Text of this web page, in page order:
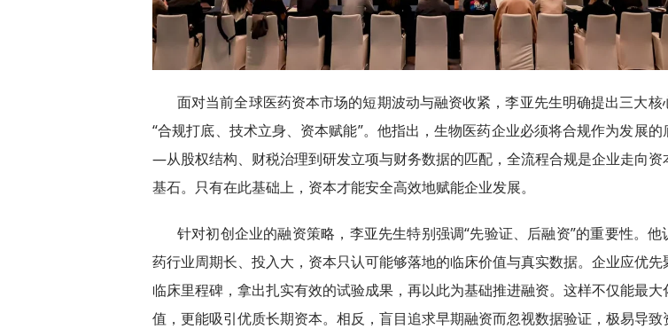
面对当前全球医药资本市场的短期波动与融资收紧，李亚先生明确提出三大核
“合规打底、技术立身、资本赋能”。他指出，生物医药企业必须将合规作为发展的
—从股权结构、财税治理到研发立项与财务数据的匹配，全流程合规是企业走向资
基石。只有在此基础上，资本才能安全高效地赋能企业发展。
针对初创企业的融资策略，李亚先生特别强调“先验证、后融资”的重要性。他
药行业周期长、投入大，资本只认可能够落地的临床价值与真实数据。企业应优先
临床里程碑，拿出扎实有效的试验成果，再以此为基础推进融资。这样不仅能最大
值，更能吸引优质长期资本。相反，盲目追求早期融资而忽视数据验证，极易导致